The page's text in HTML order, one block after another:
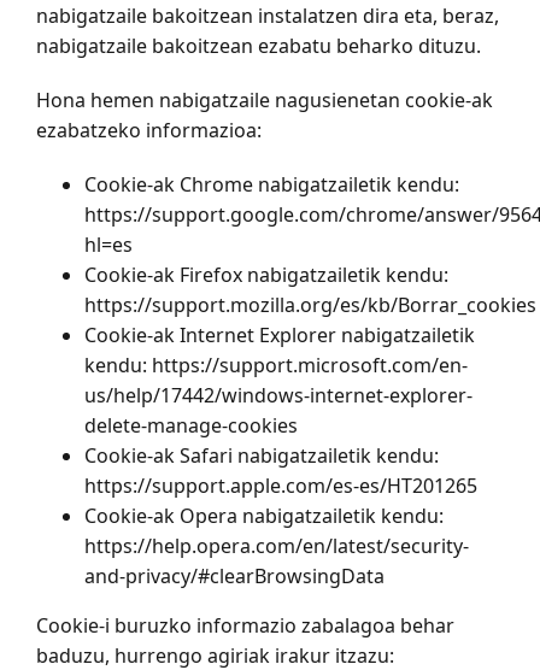
nabigatzaile bakoitzean instalatzen dira eta, beraz,
nabigatzaile bakoitzean ezabatu beharko dituzu.
Hona hemen nabigatzaile nagusienetan cookie-ak
ezabatzeko informazioa:
Cookie-ak Chrome nabigatzailetik kendu:
https://support.google.com/chrome/answer/
hl=es
Cookie-ak Firefox nabigatzailetik kendu:
https://support.mozilla.org/es/kb/Borrar_cookies
Cookie-ak Internet Explorer nabigatzailetik
kendu: https://support.microsoft.com/en-
us/help/17442/windows-internet-explorer-
delete-manage-cookies
Cookie-ak Safari nabigatzailetik kendu:
https://support.apple.com/es-es/HT201265
Cookie-ak Opera nabigatzailetik kendu:
https://help.opera.com/en/latest/security-
and-privacy/#clearBrowsingData
Cookie-i buruzko informazio zabalagoa behar
baduzu, hurrengo agiriak irakur itzazu: